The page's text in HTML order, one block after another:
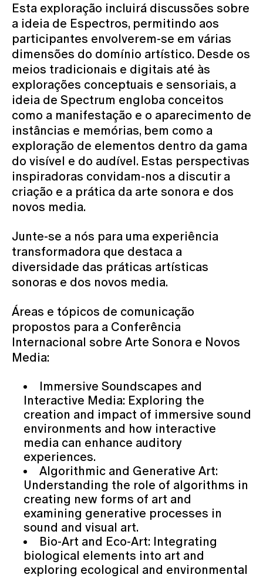
Esta exploração incluirá discussões sobre
a ideia de Espectros, permitindo aos
participantes envolverem-se em várias
dimensões do domínio artístico. Desde os
meios tradicionais e digitais até às
explorações conceptuais e sensoriais, a
ideia de Spectrum engloba conceitos
como a manifestação e o aparecimento de
instâncias e memórias, bem como a
exploração de elementos dentro da gama
do visível e do audível. Estas perspectivas
inspiradoras convidam-nos a discutir a
criação e a prática da arte sonora e dos
novos media.
Junte-se a nós para uma experiência
transformadora que destaca a
diversidade das práticas artísticas
sonoras e dos novos media.
Áreas e tópicos de comunicação
propostos para a Conferência
Internacional sobre Arte Sonora e Novos
Media:
Immersive Soundscapes and
Interactive Media: Exploring the
creation and impact of immersive sound
environments and how interactive
media can enhance auditory
experiences.
Algorithmic and Generative Art:
Understanding the role of algorithms in
creating new forms of art and
examining generative processes in
sound and visual art.
Bio-Art and Eco-Art: Integrating
biological elements into art and
exploring ecological and environmental